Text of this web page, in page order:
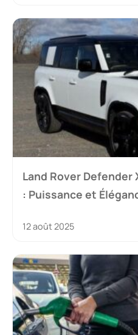
Land Rover Defender
: Puissance et
12 août 2025